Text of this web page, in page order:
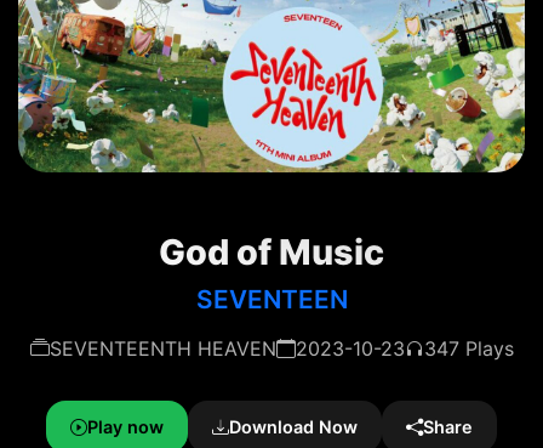
God of Music
SEVENTEEN
SEVENTEENTH HEAVEN 2023-10-23 347 Plays
Play now Download Now Share